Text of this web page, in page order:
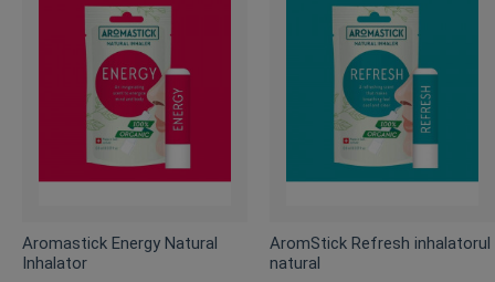
Aromastick Energy Natural
Inhalator
AromStick Refresh inhalatorul
natural